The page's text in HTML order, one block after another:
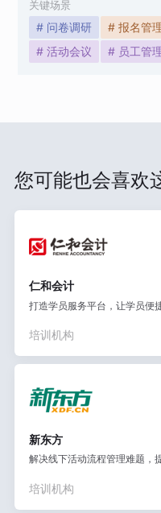
关键场景
# 问卷调研 # 报名管
# 活动会议
# 员工管
您可能也会喜欢
仁和会计
打造学员服务平台，让学员便
培训机构
新东方
解决线下活动流程管理难题，
培训机构